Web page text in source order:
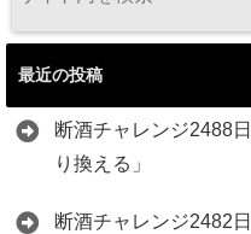
最近の投稿
断酒チャレンジ2488
り換える」
断酒チャレンジ2482